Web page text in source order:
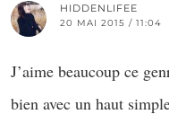
HIDDENLIFEE
20 MAI 2015 / 11:04
J’aime beaucoup ce
bien avec un haut